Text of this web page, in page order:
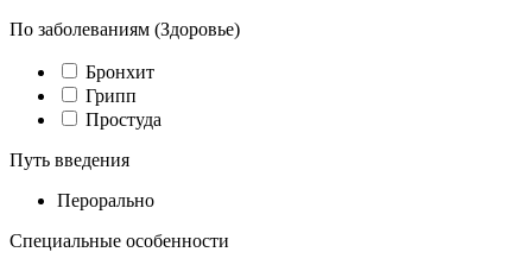
По заболеваниям (Здоровье)
Бронхит
Грипп
Простуда
Путь введения
Перорально
Специальные особенности